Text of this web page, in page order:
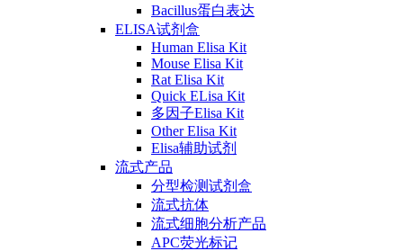
Bacillus蛋白表达
ELISA试剂盒
Human Elisa Kit
Mouse Elisa Kit
Rat Elisa Kit
Quick ELisa Kit
多因子Elisa Kit
Other Elisa Kit
Elisa辅助试剂
流式产品
分型检测试剂盒
流式抗体
流式细胞分析产品
APC荧光标记